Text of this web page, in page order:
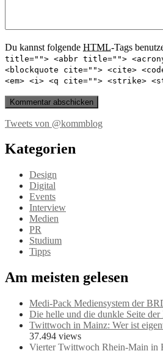
Du kannst folgende HTML-Tags
title=""> <abbr title="">
<blockquote cite=""> <cite>
<em> <i> <q cite=""> <strike>
Tweets von @kommblog
Kategorien
Design
Digital
Events
Interview
Medien
PR
Studium
Tipps
Am meisten gelesen
Medi-Pack Mediensystem der
Die helle und die dunkle Seite
Twittwoch in Mainz: Wer ist
37.494 views
Vierter Twittwoch Rhein-Main in